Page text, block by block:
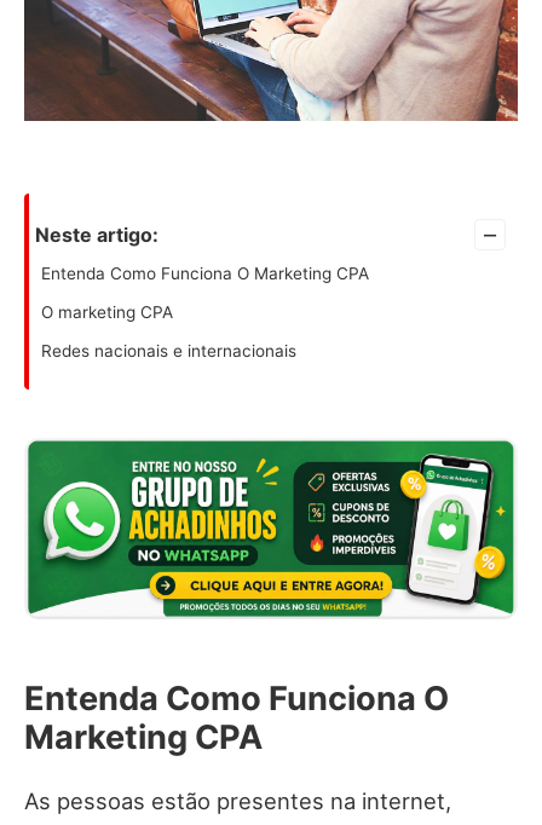
Neste artigo: –
Entenda Como Funciona O Marketing CPA
O marketing CPA
Redes nacionais e internacionais
Entenda Como Funciona O
Marketing CPA
As pessoas estão presentes na internet,